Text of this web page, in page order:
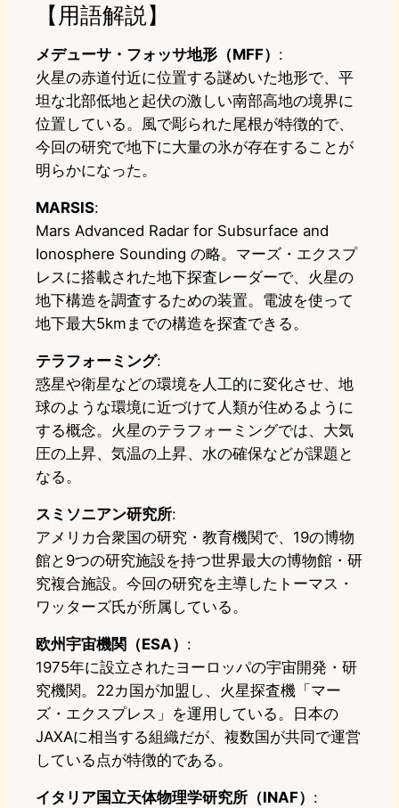
【用語解説】
メデューサ・フォッサ地形（MFF） :
火星の赤道付近に位置する謎めいた地形で、平
坦な北部低地と起伏の激しい南部高地の境界に
位置している。風で彫られた尾根が特徴的で、
今回の研究で地下に大量の氷が存在することが
明らかになった。
MARSIS:
Mars Advanced Radar for Subsurface and
Ionosphere Sounding の略。マーズ・エクスプ
レスに搭載された地下探査レーダーで、火星の
地下構造を調査するための装置。電波を使って
地下最大5kmまでの構造を探査できる。
テラフォーミング:
惑星や衛星などの環境を人工的に変化させ、地
球のような環境に近づけて人類が住めるように
する概念。火星のテラフォーミングでは、大気
圧の上昇、気温の上昇、水の確保などが課題と
なる。
スミソニアン研究所:
アメリカ合衆国の研究・教育機関で、19の博物
館と9つの研究施設を持つ世界最大の博物館・研
究複合施設。今回の研究を主導したトーマス・
ワッターズ氏が所属している。
欧州宇宙機関（ESA） :
1975年に設立されたヨーロッパの宇宙開発・研
究機関。22カ国が加盟し、火星探査機「マー
ズ・エクスプレス」を運用している。日本の
JAXAに相当する組織だが、複数国が共同で運営
している点が特徴的である。
イタリア国立天体物理学研究所（INAF） :